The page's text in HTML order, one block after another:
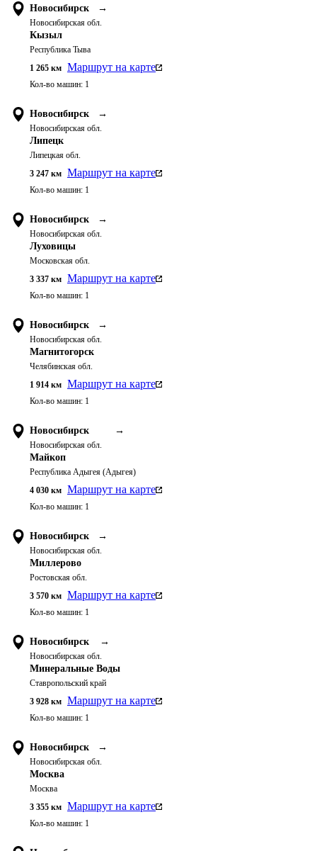
Новосибирск →
Новосибирская обл.
Кызыл
Республика Тыва
1 265 км Маршрут на карте
Кол-во машин: 1
Новосибирск →
Новосибирская обл.
Липецк
Липецкая обл.
3 247 км Маршрут на карте
Кол-во машин: 1
Новосибирск →
Новосибирская обл.
Луховицы
Московская обл.
3 337 км Маршрут на карте
Кол-во машин: 1
Новосибирск →
Новосибирская обл.
Магнитогорск
Челябинская обл.
1 914 км Маршрут на карте
Кол-во машин: 1
Новосибирск →
Новосибирская обл.
Майкоп
Республика Адыгея (Адыгея)
4 030 км Маршрут на карте
Кол-во машин: 1
Новосибирск →
Новосибирская обл.
Миллерово
Ростовская обл.
3 570 км Маршрут на карте
Кол-во машин: 1
Новосибирск →
Новосибирская обл.
Минеральные Воды
Ставропольский край
3 928 км Маршрут на карте
Кол-во машин: 1
Новосибирск →
Новосибирская обл.
Москва
Москва
3 355 км Маршрут на карте
Кол-во машин: 1